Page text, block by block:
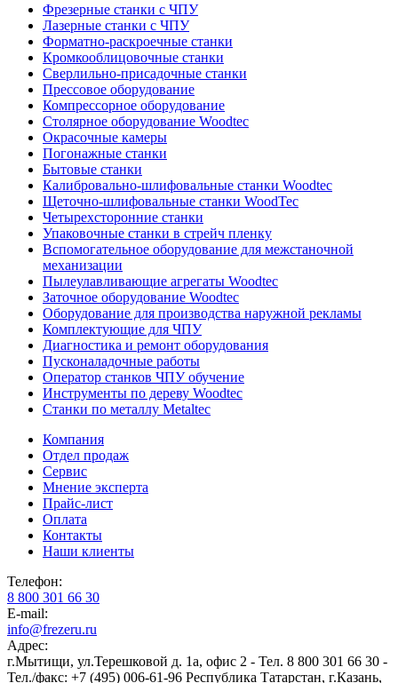
Фрезерные станки с ЧПУ
Лазерные станки с ЧПУ
Форматно-раскроечные станки
Кромкооблицовочные станки
Сверлильно-присадочные станки
Прессовое оборудование
Компрессорное оборудование
Столярное оборудование Woodtec
Окрасочные камеры
Погонажные станки
Бытовые станки
Калибровально-шлифовальные станки Woodtec
Щеточно-шлифовальные станки WoodTec
Четырехсторонние станки
Упаковочные станки в стрейч пленку
Вспомогательное оборудование для межстаночной
механизации
Пылеулавливающие агрегаты Woodtec
Заточное оборудование Woodtec
Оборудование для производства наружной рекламы
Комплектующие для ЧПУ
Диагностика и ремонт оборудования
Пусконаладочные работы
Оператор станков ЧПУ обучение
Инструменты по дереву Woodtec
Станки по металлу Metaltec
Компания
Отдел продаж
Сервис
Мнение эксперта
Прайс-лист
Оплата
Контакты
Наши клиенты
Телефон:
8 800 301 66 30
E-mail:
info@frezeru.ru
Адрес:
г.Мытищи, ул.Терешковой д. 1а, офис 2 - Тел. 8 800 301 66 30 -
Тел./факс: +7 (495) 006-61-96 Республика Татарстан, г.Казань,